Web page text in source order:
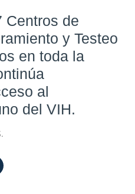
Centros de
y Testeo
en toda la
al
del VIH.